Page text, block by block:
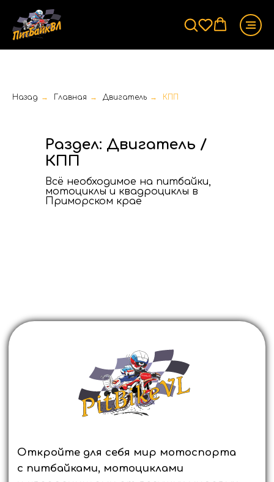
Назад → Главная → Двигатель → КПП
Всё необходимое на питбайки,
мотоциклы и квадроциклы в
Приморском крае
Раздел: Двигатель /
КПП
Откройте для себя мир мотоспорта
с питбайками, мотоциклами
Выбирайте лучшее и покоряйте новые горизонты
вместе с нами.